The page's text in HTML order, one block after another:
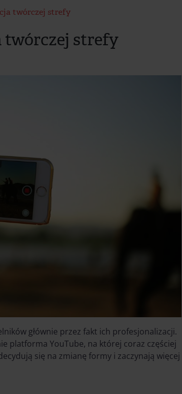
twórczej strefy
twórczej strefy
głównie przez fakt ich profesjonalizacji.
platforma YouTube, na której coraz częściej
się na zmianę formy i zaczynają więcej